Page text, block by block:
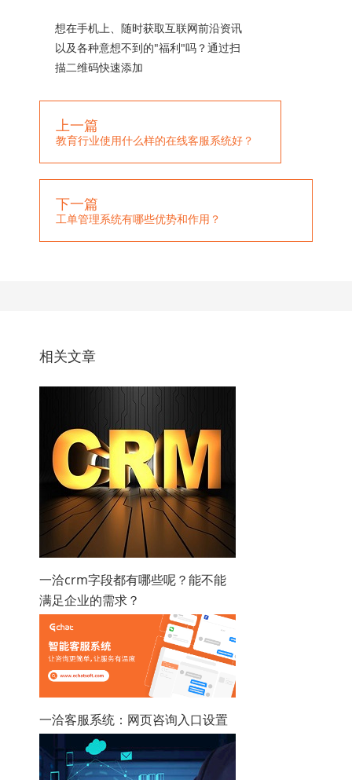
想在手机上、随时获取互联网前沿资讯
以及各种意想不到的"福利"吗？通过扫
描二维码快速添加
上一篇
教育行业使用什么样的在线客服系统好？
下一篇
工单管理系统有哪些优势和作用？
相关文章
一洽crm字段都有哪些呢？能不能
满足企业的需求？
一洽客服系统：网页咨询入口设置